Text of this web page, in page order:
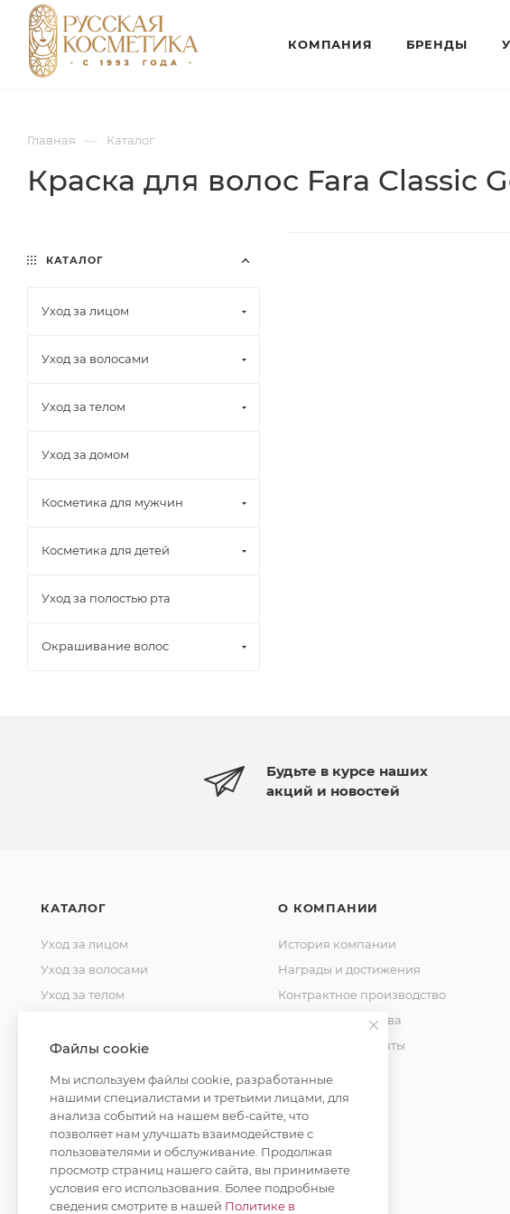
КОМПАНИЯ БРЕНДЫ
Главная — Каталог
Краска для волос Fara Classic
КАТАЛОГ
Уход за лицом
Уход за волосами
Уход за телом
Уход за домом
Косметика для мужчин
Косметика для детей
Уход за полостью рта
Окрашивание волос
Будьте в курсе наших
акций и новостей
КАТАЛОГ
Уход за лицом
Уход за волосами
Уход за телом
Косметика для мужчин
Уход за полостью рта
Окрашивание волос
О КОМПАНИИ
История компании
Награды и достижения
Контрактное производство
Стандарты качества
Уставные документы
Файлы cookie
Мы используем файлы cookie, разработанные
нашими специалистами и третьими лицами, для
анализа событий на нашем веб-сайте, что
позволяет нам улучшать взаимодействие с
пользователями и обслуживание. Продолжая
просмотр страниц нашего сайта, вы принимаете
условия его использования. Более подробные
сведения смотрите в нашей Политике в